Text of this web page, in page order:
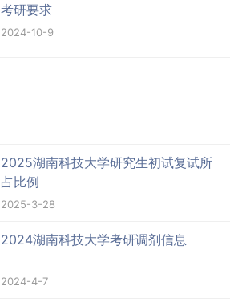
考研要求
2024-10-9
2025湖南科技大学研究生初试复试所
占比例
2025-3-28
2024湖南科技大学考研调剂信息
2024-4-7